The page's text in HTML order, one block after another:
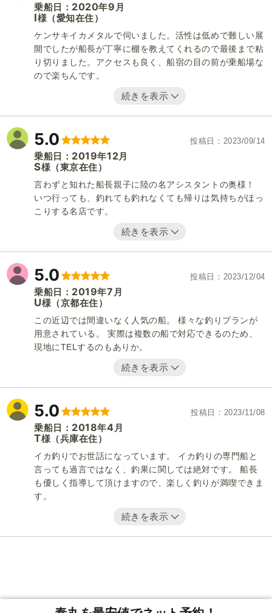
乗船日： 2020年9 月
I様 （愛知在住）
ケンサキイカメタルで伺いました。活性は低めで難しい展
開でしたが船長が丁寧に棚を教えてくれるので最後まで粘
り切りました。アクセスも良く、船宿の目の前が乗船場な
ので楽ちんです。
続きを表示
5.0 投稿日 2023/09/14
乗船日： 2019年12月
S様 （東京在住）
言わずと知れた船長親子に陸の名アシスタントの奥様！
いつ行っても、釣れても釣れなくても帰りは気持ちがほっ
こりする名店です。
続きを表示
5.0 投稿日 2023/12/04
乗船日： 2019年7 月
U様 （京都在住）
この近辺では間違いなく人気の船。 様々な釣りプランが
用意されている。 実際は複数の船で対応できるのため、
現地にTELするのもありか。
続きを表示
5.0 投稿日 2023/11/08
乗船日： 2018年4 月
T様 （兵庫在住）
イカ釣りでお世話になっています。 イカ釣りの専門船と
言っても過言ではなく、釣果に関しては絶対です。 船長
も優しく指導して頂けますので、楽しく釣りが満喫できま
す。
続きを表示